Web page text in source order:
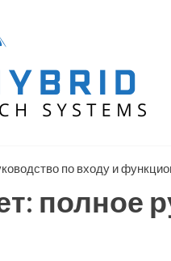
по входу и
полное